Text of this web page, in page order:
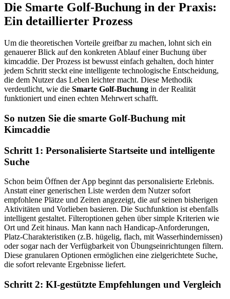
Die Smarte Golf-Buchung in der Praxis:
Ein detaillierter Prozess
Um die theoretischen Vorteile greifbar zu machen, lohnt sich ein
genauerer Blick auf den konkreten Ablauf einer Buchung über
kimcaddie. Der Prozess ist bewusst einfach gehalten, doch hinter
jedem Schritt steckt eine intelligente technologische Entscheidung,
die dem Nutzer das Leben leichter macht. Diese Methodik
verdeutlicht, wie die Smarte Golf-Buchung in der Realität
funktioniert und einen echten Mehrwert schafft.
So nutzen Sie die smarte Golf-Buchung mit
Kimcaddie
Schritt 1: Personalisierte Startseite und intelligente
Suche
Schon beim Öffnen der App beginnt das personalisierte Erlebnis.
Anstatt einer generischen Liste werden dem Nutzer sofort
empfohlene Plätze und Zeiten angezeigt, die auf seinen bisherigen
Aktivitäten und Vorlieben basieren. Die Suchfunktion ist ebenfalls
intelligent gestaltet. Filteroptionen gehen über simple Kriterien wie
Ort und Zeit hinaus. Man kann nach Handicap-Anforderungen,
Platz-Charakteristiken (z.B. hügelig, flach, mit Wasserhindernissen)
oder sogar nach der Verfügbarkeit von Übungseinrichtungen filtern.
Diese granularen Optionen ermöglichen eine zielgerichtete Suche,
die sofort relevante Ergebnisse liefert.
Schritt 2: KI-gestützte Empfehlungen und Vergleich